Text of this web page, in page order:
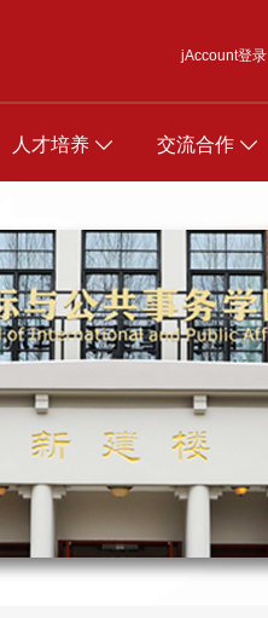
jAccount登录
人才培养 交流合作